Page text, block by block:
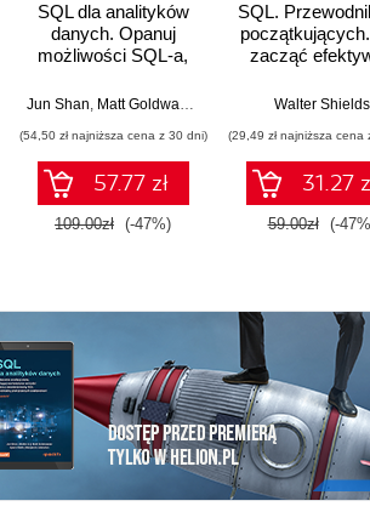
SQL dla analityków
danych. Opanuj
możliwości SQL-a,
informacje z danych.
Jun Shan, Matt Goldwasser Upom Malik, Benjamin
(54,50 zł najniższa cena z 30 dni)
57.77 zł
109.00zł (-47%)
SQL.
zacząć
Walter Shields
(29,49 zł najniższa cena
31.27
59.00zł (-